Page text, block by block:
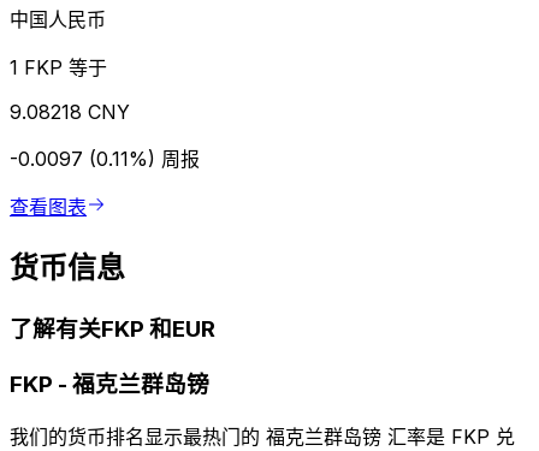
中国人民币
1 FKP 等于
9.08218 CNY
-0.0097 (0.11%) 周报
查看图表
货币信息
了解有关FKP 和EUR
FKP - 福克兰群岛镑
我们的货币排名显示最热门的 福克兰群岛镑 汇率是 FKP 兑